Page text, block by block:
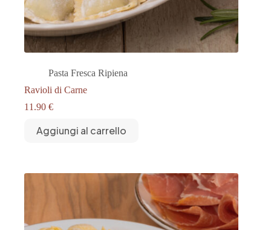
Pasta Fresca Ripiena
Ravioli di Carne
11.90 €
Aggiungi al carrello